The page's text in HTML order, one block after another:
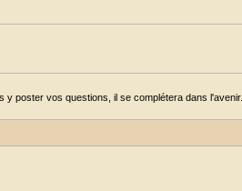
poster vos questions, il se complétera dans l'avenir.